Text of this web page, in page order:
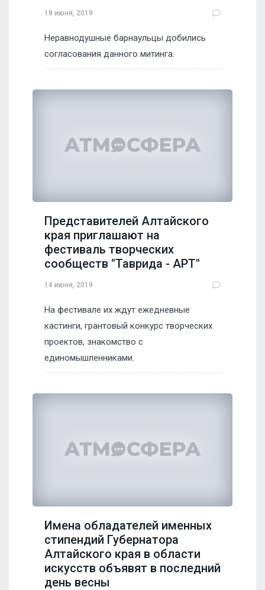
18 июня, 2019
Неравнодушные барнаульцы добились
согласования данного митинга.
Представителей Алтайского
края приглашают на
фестиваль творческих
сообществ "Таврида - АРТ"
14 июня, 2019
На фестивале их ждут ежедневные
кастинги, грантовый конкурс творческих
проектов, знакомство с
единомышленниками.
Имена обладателей именных
стипендий Губернатора
Алтайского края в области
искусств объявят в последний
день весны